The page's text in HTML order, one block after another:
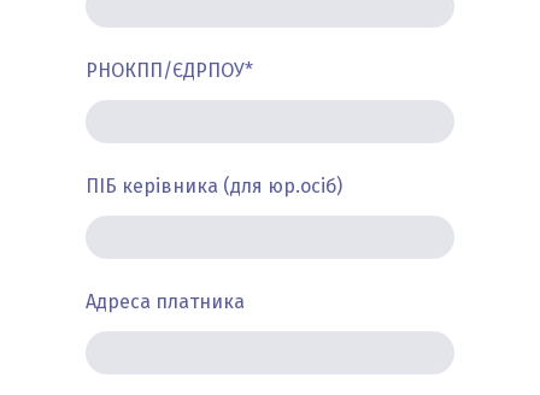
РНОКПП/ЄДРПОУ*
ПІБ керівника (для юр.осіб)
Адреса платника